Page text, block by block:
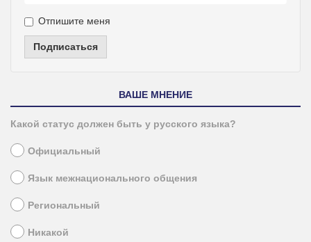
Отпишите меня
Подписаться
ВАШЕ МНЕНИЕ
Какой статус должен быть у русского языка?
Официальный
Язык межнационального общения
Региональный
Никакой